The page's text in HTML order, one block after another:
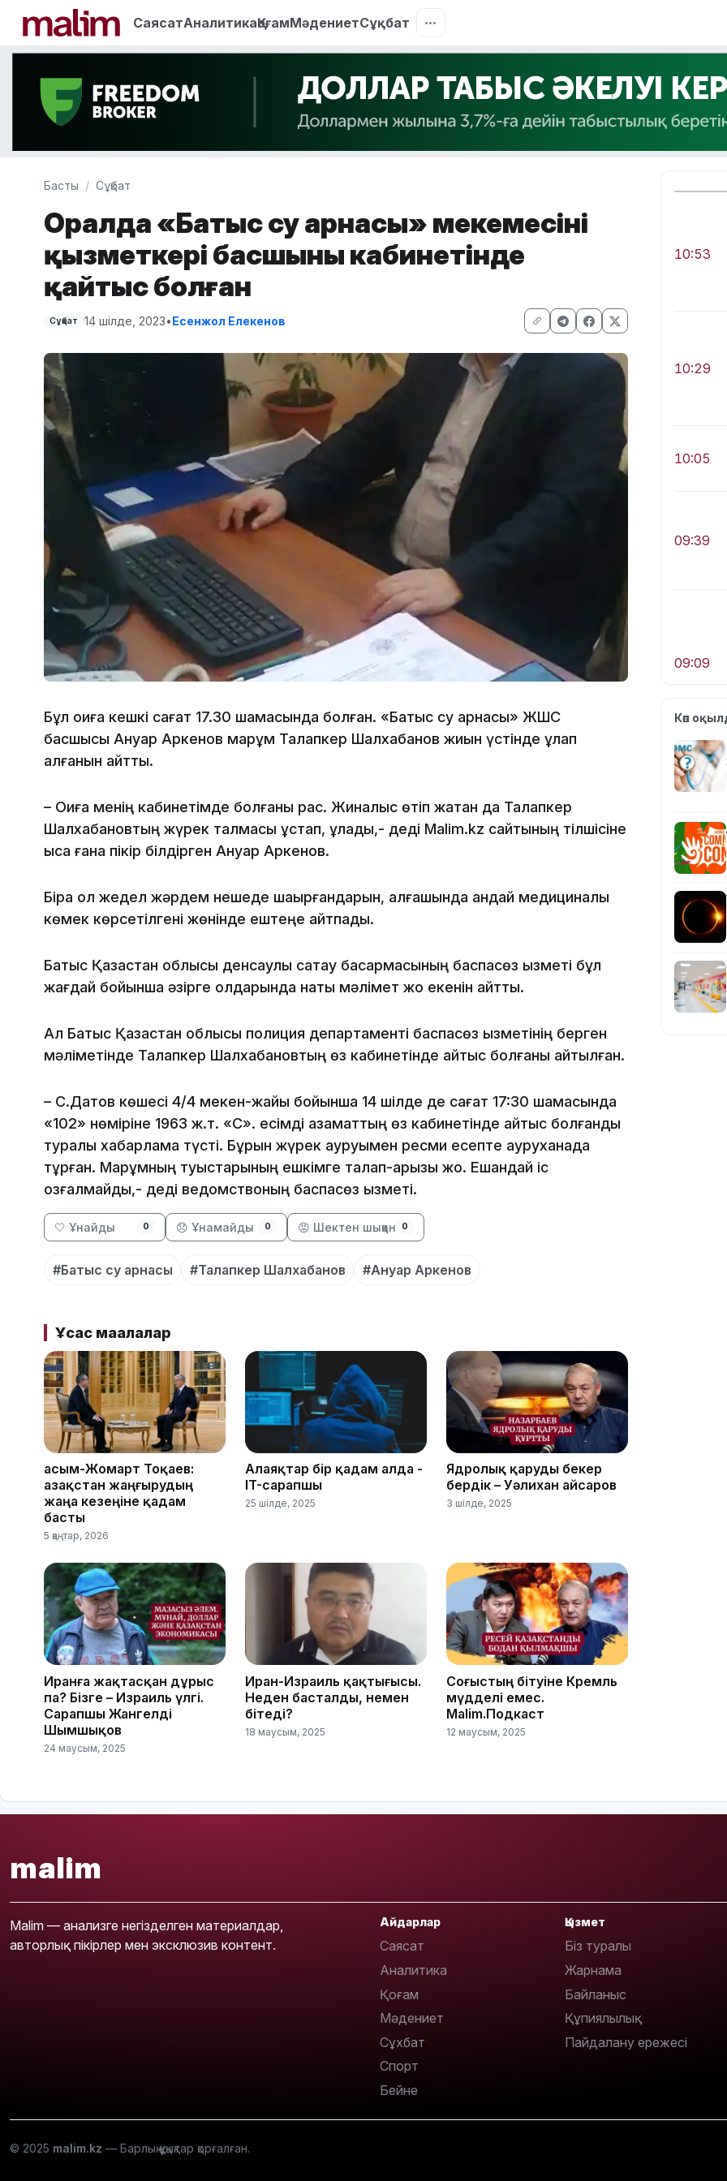
СаясатАналитикаҚоғамМәдениетСұқбат
Басты Сұқбат
Оралда «Батыс су арнасы» мекемесінің
қызметкері басшының кабинетінде
қайтыс болған
Сұқбат 14 шілде, 2023•Есенжол Елекенов
Бұл оқиға кешкі сағат 17.30 шамасында болған. «Батыс су арнасы» ЖШС
басшысы Ануар Аркенов марқұм Талапкер Шалхабанов жиын үстінде құлап
қалғанын айтты.
– Оқиға менің кабинетімде болғаны рас. Жиналыс өтіп жатқан да Талапкер
Шалхабановтың жүрек талмасы ұстап, құлады,- деді Malim.kz сайтының тілшісіне
қысқа ғана пікір білдірген Ануар Аркенов.
Бірақ ол жедел жәрдем нешеде шақырғандарын, алғашында қандай медициналық
көмек көрсетілгені жөнінде ештеңе айтпады.
Батыс Қазақстан облысы денсаулық сақтау басқармасының баспасөз қызметі бұл
жағдай бойынша әзірге қолдарында нақты мәлімет жоқ екенін айтты.
Ал Батыс Қазақстан облысы полиция департаменті баспасөз қызметінің берген
мәліметінде Талапкер Шалхабановтың өз кабинетінде қайтыс болғаны айтылған.
– С.Датов көшесі 4/4 мекен-жайы бойынша 14 шілде де сағат 17:30 шамасында
«102» нөміріне 1963 ж.т. «С». есімді азаматтың өз кабинетінде қайтыс болғанды
туралы хабарлама түсті. Бұрын жүрек ауруымен ресми есепте ауруханада
тұрған. Марқұмның туыстарының ешкімге талап-арызы жоқ. Ешқандай іс
қозғалмайды,- деді ведомствоның баспасөз қызметі.
🤍 Ұнайды 0 😞 Ұнамайды 0 😡 Шектен шыққан 0
#Батыс су арнасы #Талапкер Шалхабанов #Ануар Аркенов
Ұқсас мақалалар
Қасым-Жомарт Тоқаев:
Қазақстан жаңғырудың
жаңа кезеңіне қадам
басты
5 қаңтар, 2026
Алаяқтар бір қадам алда -
IT-сарапшы
25 шілде, 2025
Ядролық қаруды бекер
бердік – Уәлихан Қайсаров
3 шілде, 2025
Иранға жақтасқан дұрыс
па? Бізге – Израиль үлгі.
Сарапшы Жангелді
Шымшықов
24 маусым, 2025
Иран-Израиль қақтығысы.
Неден басталды, немен
бітеді?
18 маусым, 2025
Соғыстың бітуіне Кремль
мүдделі емес.
Malim.Подкаст
12 маусым, 2025
10:53
10:29
10:05
09:39
09:09
08:12
08:10
07:37
Көп
malim
Malim — анализге негізделген материалдар,
авторлық пікірлер мен эксклюзив контент.
Айдарлар
Саясат
Аналитика
Қоғам
Мәдениет
Сұхбат
Спорт
Бейне
Қызмет
Біз туралы
Жарнама
Байланыс
Құпиялылық
Пайдалану ережесі
© 2025 malim.kz — Барлық құқықтар қорғалған.